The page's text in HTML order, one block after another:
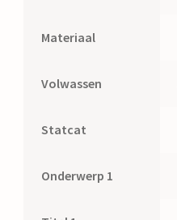
Materiaal
Volwassen
Statcat
Onderwerp 1